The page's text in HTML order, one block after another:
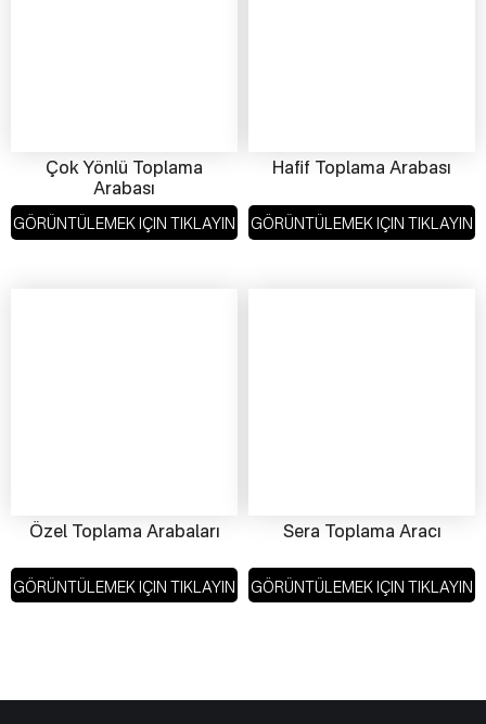
Çok Yönlü Toplama
Arabası
GÖRÜNTÜLEMEK IÇIN TIKLAYIN
Hafif Toplama Arabası
GÖRÜNTÜLEMEK IÇIN TIKLAYIN
Özel Toplama Arabaları
GÖRÜNTÜLEMEK IÇIN TIKLAYIN
Sera Toplama Aracı
GÖRÜNTÜLEMEK IÇIN TIKLAYIN